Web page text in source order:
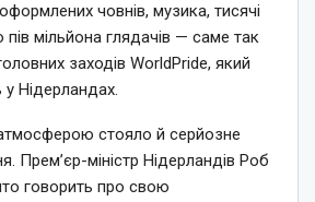
човнів, музика, тисячі
пів мільйона глядачів — саме так
заходів WorldPride, який
Нідерландах.
стояло й серйозне
Прем’єр-міністр Нідерландів Роб
говорить про свою